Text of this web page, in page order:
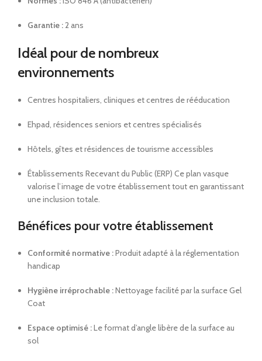
Garantie :2 ans
Idéal pour de nombreux
environnements
Centres hospitaliers, cliniques et centres de rééducation
Ehpad, résidences seniors et centres spécialisés
Hôtels, gîtes et résidences de tourisme accessibles
Établissements Recevant du Public (ERP) Ce plan vasque
valorise l’image de votre établissement tout en garantissant
une inclusion totale.
Bénéfices pour votre établissement
Conformité normative :Produit adapté à la réglementation
handicap
Hygiène irréprochable :Nettoyage facilité par la surface Gel
Coat
Espace optimisé :Le format d’angle libère de la surface au
sol